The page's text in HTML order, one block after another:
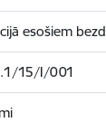
esošiem
15/I/001